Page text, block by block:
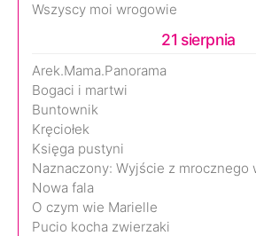
Wszyscy moi wrogowie
21 sierpnia
Arek.Mama.Panorama
Bogaci i martwi
Buntownik
Kręciołek
Księga pustyni
Naznaczony: Wyjście z mrocznego
Nowa fala
O czym wie Marielle
Pucio kocha zwierzaki